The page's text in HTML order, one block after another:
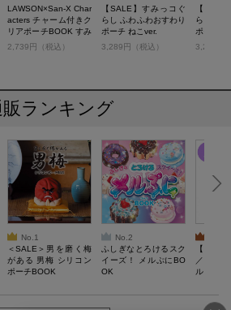
LAWSON×San-X Char
acters チャーム付きク
リアポーチBOOK すみ
っコぐらしver.
2,739円（税込）
【SALE】すみっコぐ
らし ふわふわおすわり
ポーチ ねこver.
3,289円（税込）
【
らし ふ
ポーチ
3,289円
販ランキング
No.1
＜SALE＞男を磨く梅
がある 男梅 シリコン
ポーチBOOK
No.2
ふしぎなとろけるスク
イーズ！ メルぷにBO
OK
【
／Lサ
ル）【
労回復ウ
ーネッ